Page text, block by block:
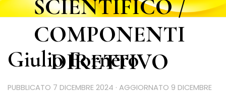
SCIENTIFICO /
COMPONENTI
DIRETTIVO
Giulio Fornero
PUBBLICATO 7 DICEMBRE 2024 · AGGIORNATO 9 DICEMBRE